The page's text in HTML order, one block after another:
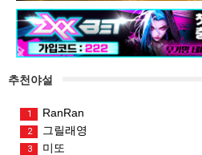
추천야설
1 RanRan
2 그릴래영
3 미또